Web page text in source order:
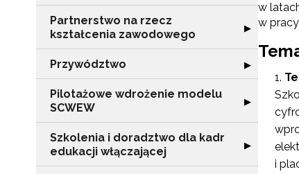
Partnerstwo na rzecz
kształcenia zawodowego
Rozwiń
▶
Przywództwo Rozwiń
▶
Pilotażowe wdrożenie modelu
SCWEW
Rozwiń
▶
Szkolenia i doradztwo dla kadr
edukacji włączającej
Rozwiń
▶
w
w
i